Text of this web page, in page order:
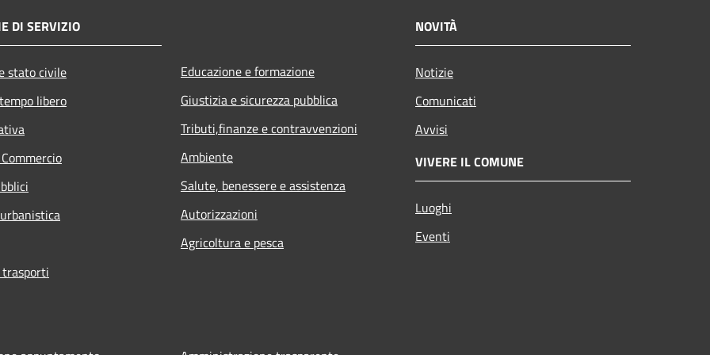
DI SERVIZIO
stato civile
libero
Educazione e formazione
Giustizia e sicurezza pubblica
Tributi,finanze e contravvenzioni
Ambiente
Salute, benessere e assistenza
Autorizzazioni
Agricoltura e pesca
NOVITÀ
Notizie
Comunicati
Avvisi
VIVERE IL COMUNE
Luoghi
Eventi